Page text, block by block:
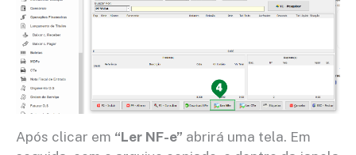
Após clicar em “Ler NF-e” abrirá uma tela. Em